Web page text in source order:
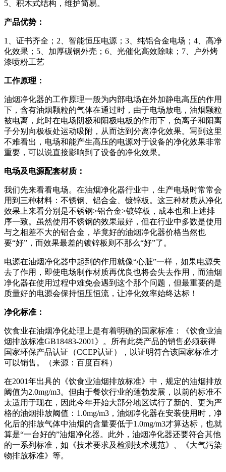
5、积木式结构，维护简易。
产品优势：
1、证书齐全；2、智能恒压电源；3、纯铝合金电场；4、高净
化效果；5、加厚碳钢外壳；6、光催化高效除味；7、户外烤
漆喷粉工艺
工作原理：
油烟净化器的工作原理一般为内部电场在外加静电高压的作用
下，含有油烟颗粒的气体在通过时，由于电场放电，油烟颗粒
被电离，此时在电场阴极和阳极电板的作用下，负离子和阳离
子分别向极板处运动吸附，从而达到分离净化效果。写到这里
不难看出，电场和能产生高压的电源对于设备的净化效果非常
重要，可以说直接影响到了设备的净化效果。
电场及电源配套材质：
我们先来看看电场。在油烟净化器行业中，生产电场时常常会
用到三种材料：不锈钢、铝合金、镀锌板。这三种材质从净化
效果上来看分别是不锈钢>铝合金>镀锌板，成本也和上述排
序一致。虽然使用不锈钢的效果最好，但在行业中多数是使用
与之相差不大的铝合金，毕竟好的油烟净化器价格当然也
要“好”，而效果最差的镀锌板则不那么“好”了。
电源在油烟净化器中起到的作用就像“心脏”一样，如果电源失
去了作用，即使电场制作材质再优良也将会失去作用，而油烟
净化器在使用过程中难免会遇到这个那个问题，但最重要的是
质量好的电源会保持恒压恒流，让净化效率始终达标！
净化标准：
饮食业在油烟净化处理上是有着明确的国家标准：《饮食业油
烟排放标准GB18483-2001》。所有此类产品的销售必须获得
国家环保产品认证（CCEP认证），以证明符合该国家标准才
可以销售。（来源：百度百科）
在2001年出具的《饮食业油烟排放标准》中，规定的油烟排放
阈值为2.0mg/m3。但由于餐饮行业的蓬勃发展，以前的标准不
太适用于现在，因此今年开始大部分地区试行了新的、更为严
格的油烟排放阈值：1.0mg/m3，油烟净化器在安装使用时，净
化后的排放气体中油烟的含量要低于1.0mg/m3才算达标，也就
算是“一台好的”油烟净化器。此外，油烟净化器还要符合其他
的一系列标准，如《技术要求及检测技术规范》、《大气污染
物排放标准》等。